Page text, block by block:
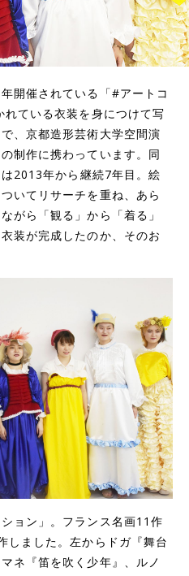
開催されている「#アートコ
ている衣装を身につけて写
、京都造形芸術大学空間演
制作に携わっています。同
2013年から継続7年目。絵
いてリサーチを重ね、あら
がら「観る」から「着る」
装が完成したのか、そのお
ョン」。フランス名画11作
しました。左からドガ『舞台
ネ『笛を吹く少年』、ルノ